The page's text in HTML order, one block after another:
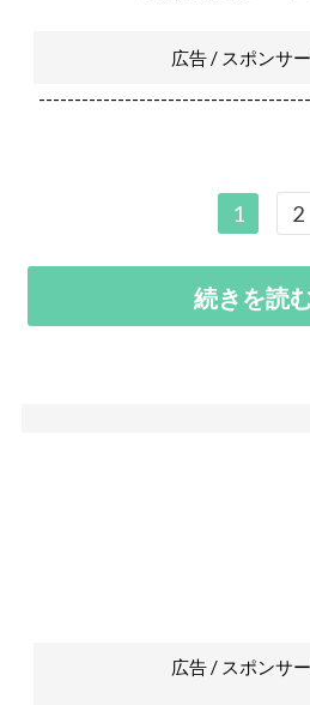
広告 / スポンサ
1 2
続きを読
広告 / スポンサ